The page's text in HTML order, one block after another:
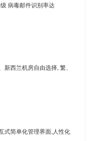
病毒邮件识别率达
西兰机房自由选择, 繁、
式简单化管理界面,人性化